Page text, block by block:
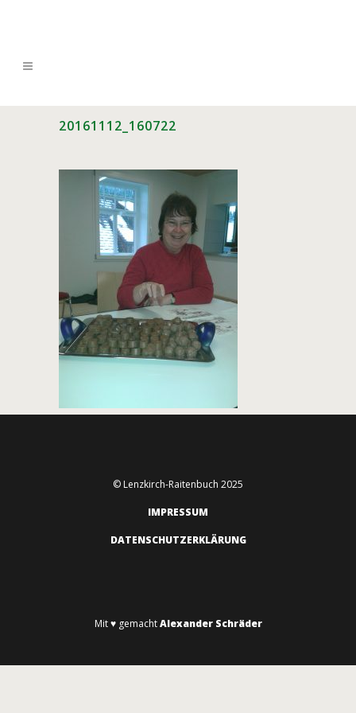
20161112_160722
© Lenzkirch-Raitenbuch 2025
IMPRESSUM
DATENSCHUTZERKLÄRUNG
Mit ♥ gemachtAlexander Schräder